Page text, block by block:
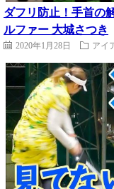
ダフリ防止！手首の
ルファー 大城さつき
2020年1月28日 アイ